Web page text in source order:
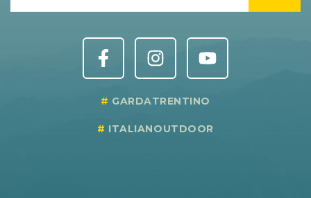
GARDATRENTINO
ITALIANOUTDOOR